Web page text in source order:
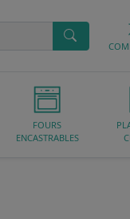
FOURS
ENCASTRABLES